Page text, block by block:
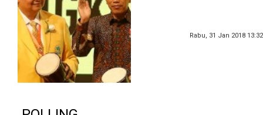
Rabu, 31 Jan 2018